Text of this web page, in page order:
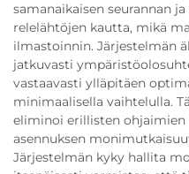
samanaikaisen seurannan
relelähtöjen kautta, mikä
ilmastoinnin. Järjestelmän
jatkuvasti
vastaavasti ylläpitäen
minimaalisella vaihtelulla.
eliminoi erillisten ohjaimien
asennuksen
Järjestelmän kyky hallita